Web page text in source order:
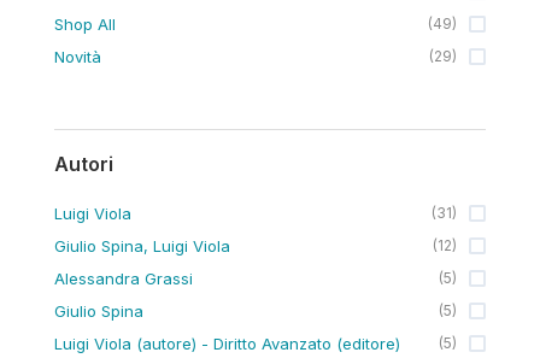
Shop All (49)
Novità (29)
Autori
Luigi Viola (31)
Giulio Spina, Luigi Viola (12)
Alessandra Grassi (5)
Giulio Spina (5)
Luigi Viola (autore) - Diritto Avanzato (editore) (5)